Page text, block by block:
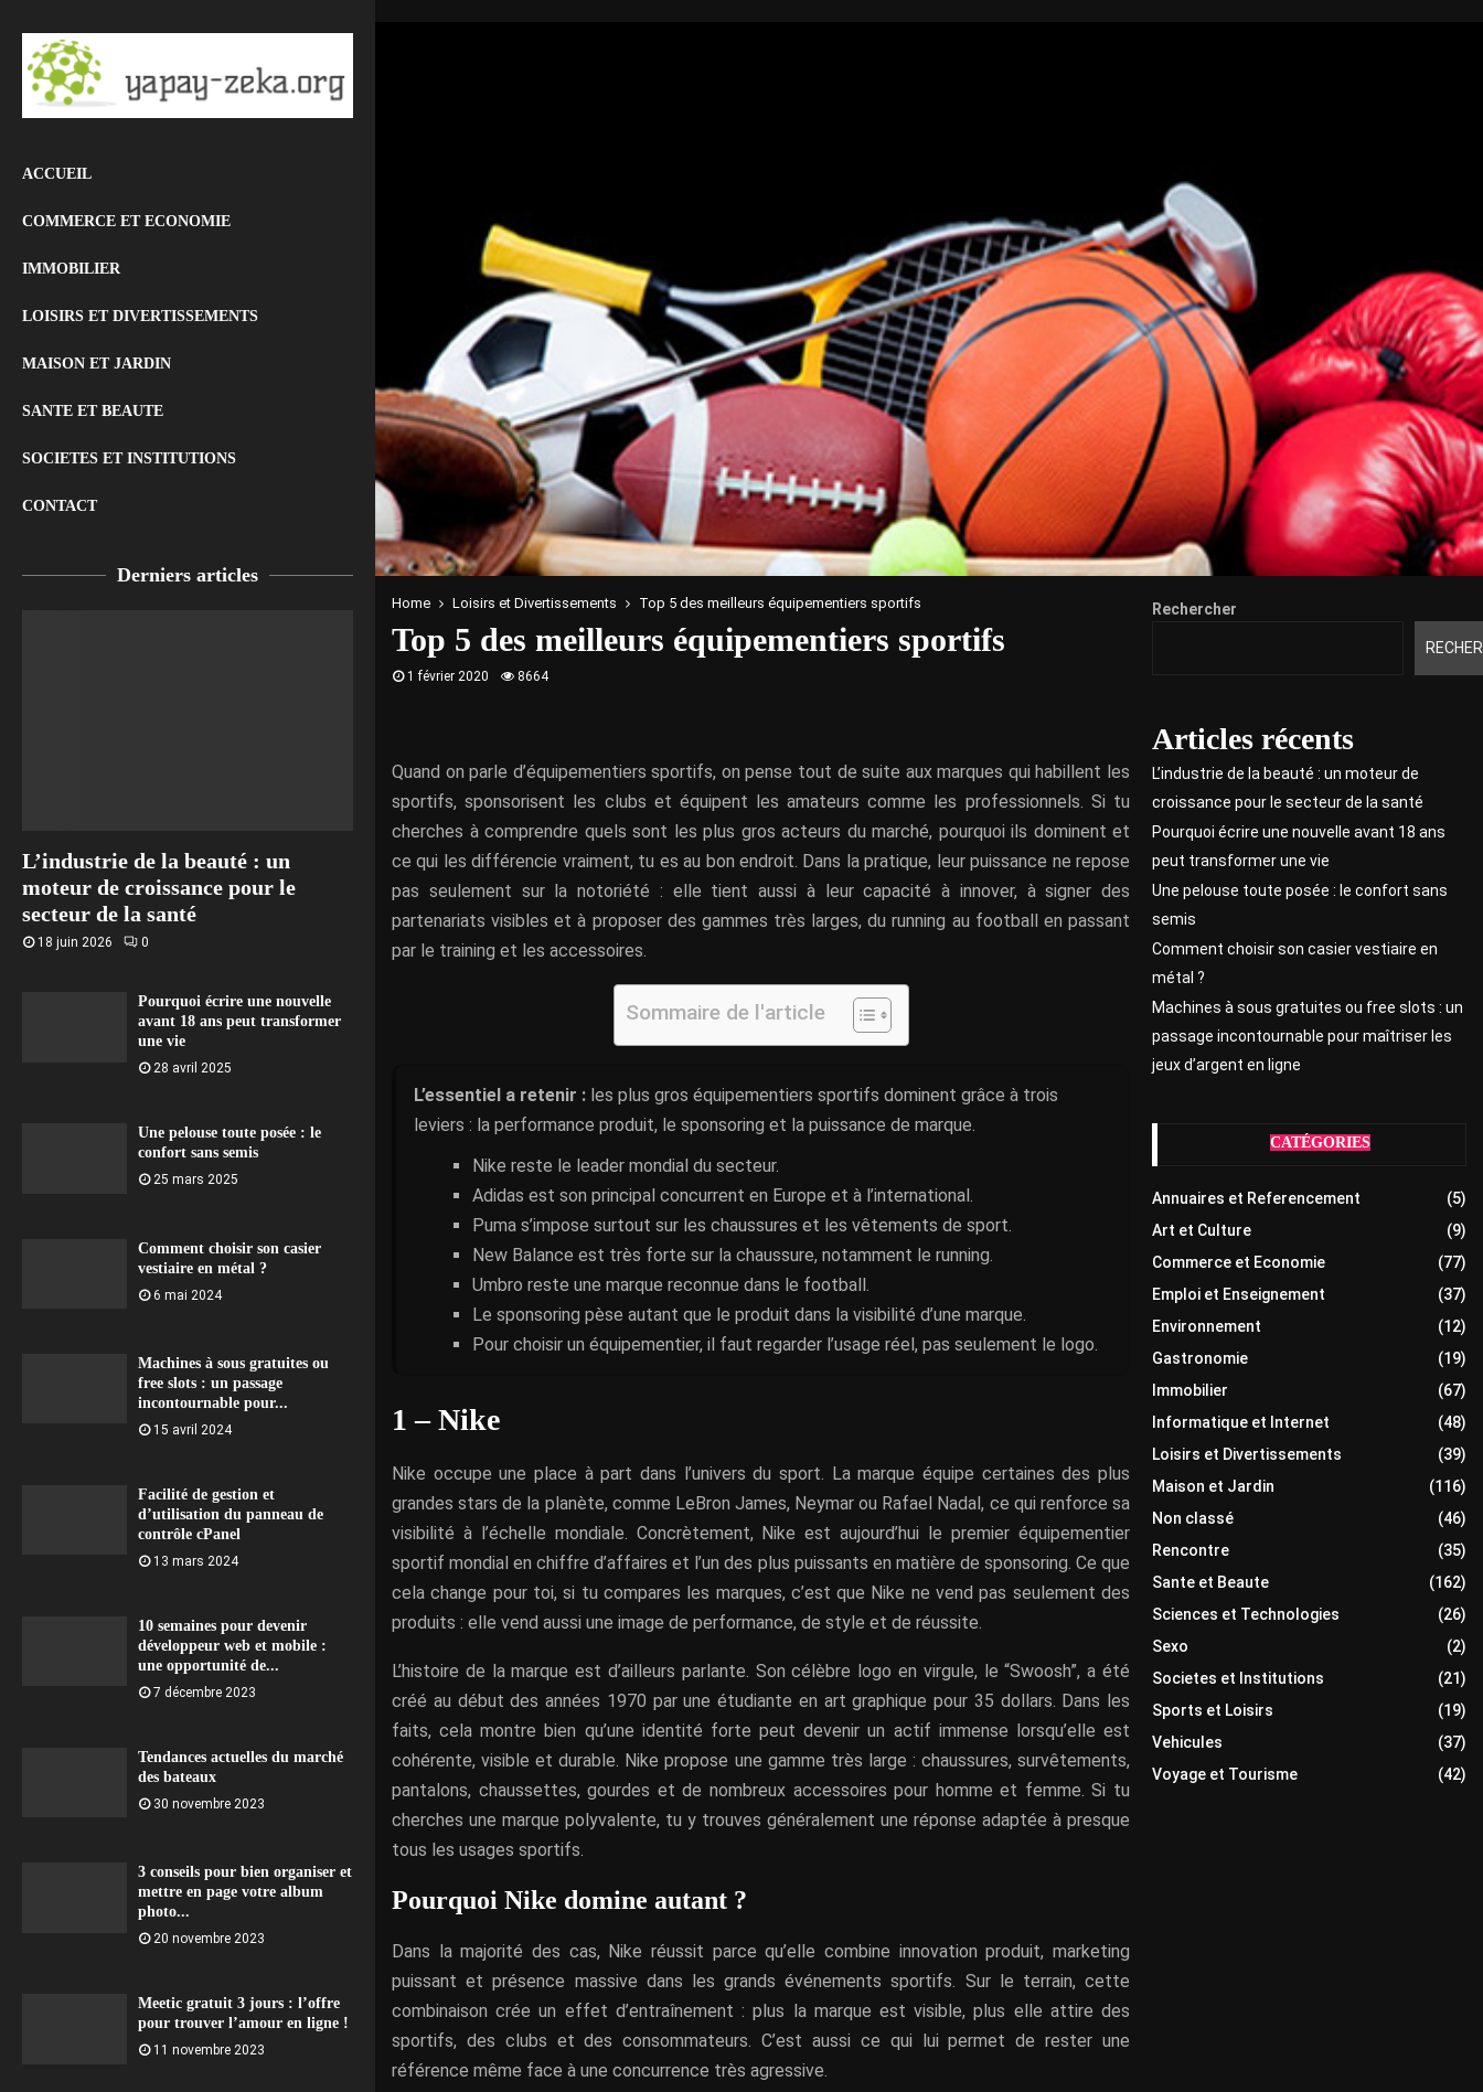
ACCUEIL
COMMERCE ET ECONOMIE
IMMOBILIER
LOISIRS ET DIVERTISSEMENTS
MAISON ET JARDIN
SANTE ET BEAUTE
SOCIETES ET INSTITUTIONS
CONTACT
Derniers articles
L’industrie de la beauté : un
moteur de croissance pour le
secteur de la santé
18 juin 2026 0
Pourquoi écrire une nouvelle
avant 18 ans peut transformer
une vie
28 avril 2025
Une pelouse toute posée : le
confort sans semis
25 mars 2025
Comment choisir son casier
vestiaire en métal ?
6 mai 2024
Machines à sous gratuites ou
free slots : un passage
incontournable pour...
15 avril 2024
Facilité de gestion et
d’utilisation du panneau de
contrôle cPanel
13 mars 2024
10 semaines pour devenir
développeur web et mobile :
une opportunité de...
7 décembre 2023
Tendances actuelles du marché
des bateaux
30 novembre 2023
3 conseils pour bien organiser et
mettre en page votre album
photo...
20 novembre 2023
Meetic gratuit 3 jours : l’offre
pour trouver l’amour en ligne !
11 novembre 2023
Home Loisirs et Divertissements Top 5 des meilleurs équipementiers sportifs
Top 5 des meilleurs équipementiers sportifs
1 février 2020 8664
Quand on parle d’équipementiers sportifs, on pense tout de suite aux marques qui habillent les
sportifs, sponsorisent les clubs et équipent les amateurs comme les professionnels. Si tu
cherches à comprendre quels sont les plus gros acteurs du marché, pourquoi ils dominent et
ce qui les différencie vraiment, tu es au bon endroit. Dans la pratique, leur puissance ne repose
pas seulement sur la notoriété : elle tient aussi à leur capacité à innover, à signer des
partenariats visibles et à proposer des gammes très larges, du running au football en passant
par le training et les accessoires.
Sommaire de l'article
L’essentiel a retenir : les plus gros équipementiers sportifs dominent grâce à trois
leviers : la performance produit, le sponsoring et la puissance de marque.
Nike reste le leader mondial du secteur.
Adidas est son principal concurrent en Europe et à l’international.
Puma s’impose surtout sur les chaussures et les vêtements de sport.
New Balance est très forte sur la chaussure, notamment le running.
Umbro reste une marque reconnue dans le football.
Le sponsoring pèse autant que le produit dans la visibilité d’une marque.
Pour choisir un équipementier, il faut regarder l’usage réel, pas seulement le logo.
1 – Nike
Nike occupe une place à part dans l’univers du sport. La marque équipe certaines des plus
grandes stars de la planète, comme LeBron James, Neymar ou Rafael Nadal, ce qui renforce sa
visibilité à l’échelle mondiale. Concrètement, Nike est aujourd’hui le premier équipementier
sportif mondial en chiffre d’affaires et l’un des plus puissants en matière de sponsoring. Ce que
cela change pour toi, si tu compares les marques, c’est que Nike ne vend pas seulement des
produits : elle vend aussi une image de performance, de style et de réussite.
L’histoire de la marque est d’ailleurs parlante. Son célèbre logo en virgule, le “Swoosh”, a été
créé au début des années 1970 par une étudiante en art graphique pour 35 dollars. Dans les
faits, cela montre bien qu’une identité forte peut devenir un actif immense lorsqu’elle est
cohérente, visible et durable. Nike propose une gamme très large : chaussures, survêtements,
pantalons, chaussettes, gourdes et de nombreux accessoires pour homme et femme. Si tu
cherches une marque polyvalente, tu y trouves généralement une réponse adaptée à presque
tous les usages sportifs.
Pourquoi Nike domine autant ?
Dans la majorité des cas, Nike réussit parce qu’elle combine innovation produit, marketing
puissant et présence massive dans les grands événements sportifs. Sur le terrain, cette
combinaison crée un effet d’entraînement : plus la marque est visible, plus elle attire des
sportifs, des clubs et des consommateurs. C’est aussi ce qui lui permet de rester une
référence même face à une concurrence très agressive.
Rechercher
Articles récents
L’industrie de la beauté : un moteur de
croissance pour le secteur de la santé
Pourquoi écrire une nouvelle avant 18 ans
peut transformer une vie
Une pelouse toute posée : le confort sans
semis
Comment choisir son casier vestiaire en
métal ?
Machines à sous gratuites ou free slots : un
passage incontournable pour maîtriser les
jeux d’argent en ligne
CATÉGORIES
Annuaires et Referencement
(5)
Art et Culture
(9)
Commerce et Economie
(77)
Emploi et Enseignement
(37)
Environnement
(12)
Gastronomie
(19)
Immobilier
(67)
Informatique et Internet
(48)
Loisirs et Divertissements
(39)
Maison et Jardin
(116)
Non classé
(46)
Rencontre
(35)
Sante et Beaute
(162)
Sciences et Technologies
(26)
Sexo
(2)
Societes et Institutions
(21)
Sports et Loisirs
(19)
Vehicules
(37)
Voyage et Tourisme
(42)